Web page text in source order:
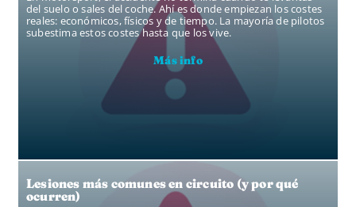
del suelo o sales del coche. Ahí es donde empiezan los costes
reales: económicos, físicos y de tiempo. La mayoría de pilotos
subestima estos costes hasta que los vive.
Más info
Lesiones más comunes en circuito (y por qué
ocurren)